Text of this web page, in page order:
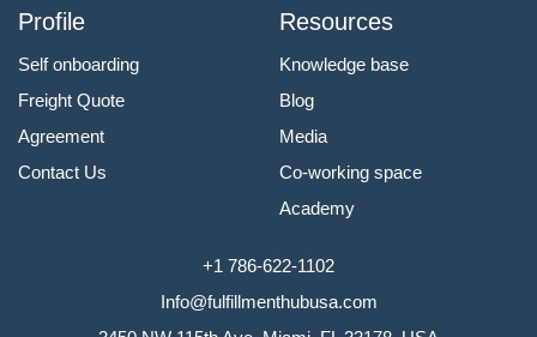
Profile
Self onboarding
Freight Quote
Agreement
Contact Us
Resources
Knowledge base
Blog
Media
Co-working space
Academy
+1 786-622-1102
Info@fulfillmenthubusa.com